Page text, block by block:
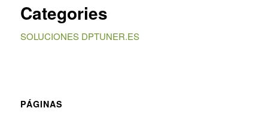
Categories
SOLUCIONES DPTUNER.ES
PÁGINAS